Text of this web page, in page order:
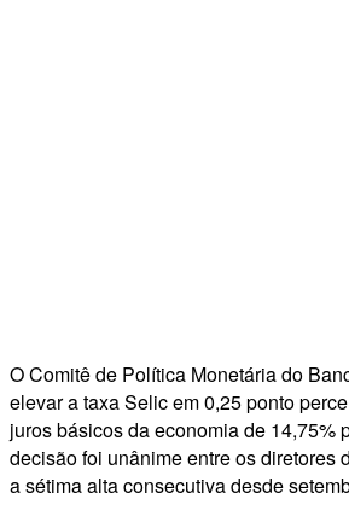
O Comitê de Política Monetária do
elevar a taxa Selic em 0,25 ponto
juros básicos da economia de 14,75%
decisão foi unânime entre os diretores
a sétima alta consecutiva desde